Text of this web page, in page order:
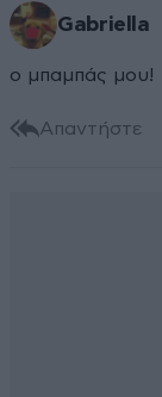
Gabriella
ο μπαμπάς μου!
Απαντήστε